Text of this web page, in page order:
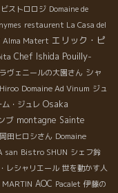
ストロロジ Domaine de
restaurent La Casa del
Alma Matert エリック・ピ
Chef Ishida Pouilly-
ラヴェニールの大園さん シャ
Domaine Ad Vinum ジュ
・ジュレ Osaka
ブ montagne Sainte
岡田ヒロシさん Domaine
san Bistro SHUN シェフ鈴
レシャリエール 世を動かす人
AOC Pacalet 伊藤の